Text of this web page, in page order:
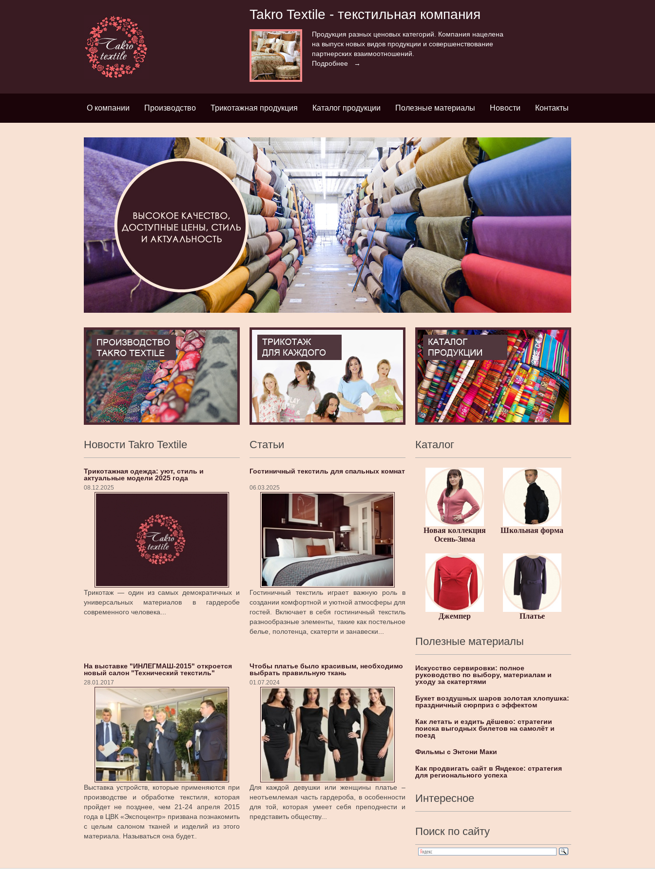
Takro Textile - текстильная компания
Продукция разных ценовых категорий. Компания нацелена
на выпуск новых видов продукции и совершенствование
партнерских взаимоотношений.
Подробнее →
О компании Производство Трикотажная продукция Каталог продукции Полезные материалы Новости Контакты
Новости Takro Textile
Трикотажная одежда: уют, стиль и
актуальные модели 2025 года
08.12.2025
Трикотаж — один из самых демократичных и
универсальных материалов в гардеробе
современного человека...
На выставке "ИНЛЕГМАШ-2015" откроется
новый салон "Технический текстиль"
28.01.2017
Выставка устройств, которые применяются при
производстве и обработке текстиля, которая
пройдет не позднее, чем 21-24 апреля 2015
года в ЦВК «Экспоцентр» призвана познакомить
с целым салоном тканей и изделий из этого
материала. Называться она будет..
Статьи
Гостиничный текстиль для спальных комнат
06.03.2025
Гостиничный текстиль играет важную роль в
создании комфортной и уютной атмосферы для
гостей. Включает в себя гостиничный текстиль
разнообразные элементы, такие как постельное
белье, полотенца, скатерти и занавески...
Чтобы платье было красивым, необходимо
выбрать правильную ткань
01.07.2024
Для каждой девушки или женщины платье –
неотъемлемая часть гардероба, в особенности
для той, которая умеет себя преподнести и
представить обществу...
Каталог
Новая коллекция
Осень-Зима
Школьная форма
Джемпер Платье
Полезные материалы
Искусство сервировки: полное
руководство по выбору, материалам и
уходу за скатертями
Букет воздушных шаров золотая хлопушка:
праздничный сюрприз с эффектом
Как летать и ездить дёшево: стратегии
поиска выгодных билетов на самолёт и
поезд
Фильмы с Энтони Маки
Как продвигать сайт в Яндексе: стратегия
для регионального успеха
Интересное
Поиск по сайту